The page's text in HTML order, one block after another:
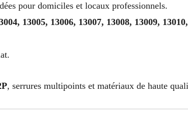
pour domiciles et locaux professionnels.
13005, 13006, 13007, 13008, 13009,
, serrures multipoints et matériaux de haute